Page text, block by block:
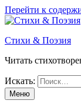
Перейти к
Стихи & Поэзия
Читать
Искать:
Меню